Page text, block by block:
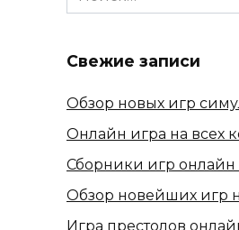
for:
Свежие записи
Обзор новых игр
Онлайн игра на всех
Сборники игр онлайн
Обзор новейших игр
Игра престолов